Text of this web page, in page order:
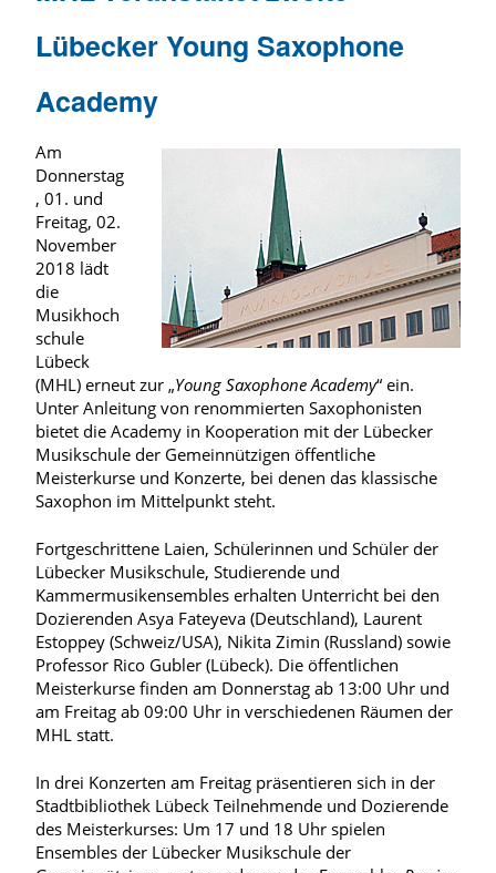
Lübecker Young Saxophone
Academy
Am
Donnerstag
, 01. und
Freitag, 02.
November
2018 lädt
die
Musikhoch
schule
Lübeck
(MHL) erneut zur „Young Saxophone Academy“ ein.
Unter Anleitung von renommierten Saxophonisten
bietet die Academy in Kooperation mit der Lübecker
Musikschule der Gemeinnützigen öffentliche
Meisterkurse und Konzerte, bei denen das klassische
Saxophon im Mittelpunkt steht.
Fortgeschrittene Laien, Schülerinnen und Schüler der
Lübecker Musikschule, Studierende und
Kammermusikensembles erhalten Unterricht bei den
Dozierenden Asya Fateyeva (Deutschland), Laurent
Estoppey (Schweiz/USA), Nikita Zimin (Russland) sowie
Professor Rico Gubler (Lübeck). Die öffentlichen
Meisterkurse finden am Donnerstag ab 13:00 Uhr und
am Freitag ab 09:00 Uhr in verschiedenen Räumen der
MHL statt.
In drei Konzerten am Freitag präsentieren sich in der
Stadtbibliothek Lübeck Teilnehmende und Dozierende
des Meisterkurses: Um 17 und 18 Uhr spielen
Ensembles der Lübecker Musikschule der